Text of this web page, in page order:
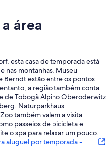
área
esta casa de temporada está
nas montanhas. Museu
Berndt estão entre os pontos
a região também conta
de Tobogã Alpino Oberoderwitz
Naturparkhaus
também valem a visita.
passeios de bicicleta e
o spa para relaxar um pouco.
aluguel por temporada -